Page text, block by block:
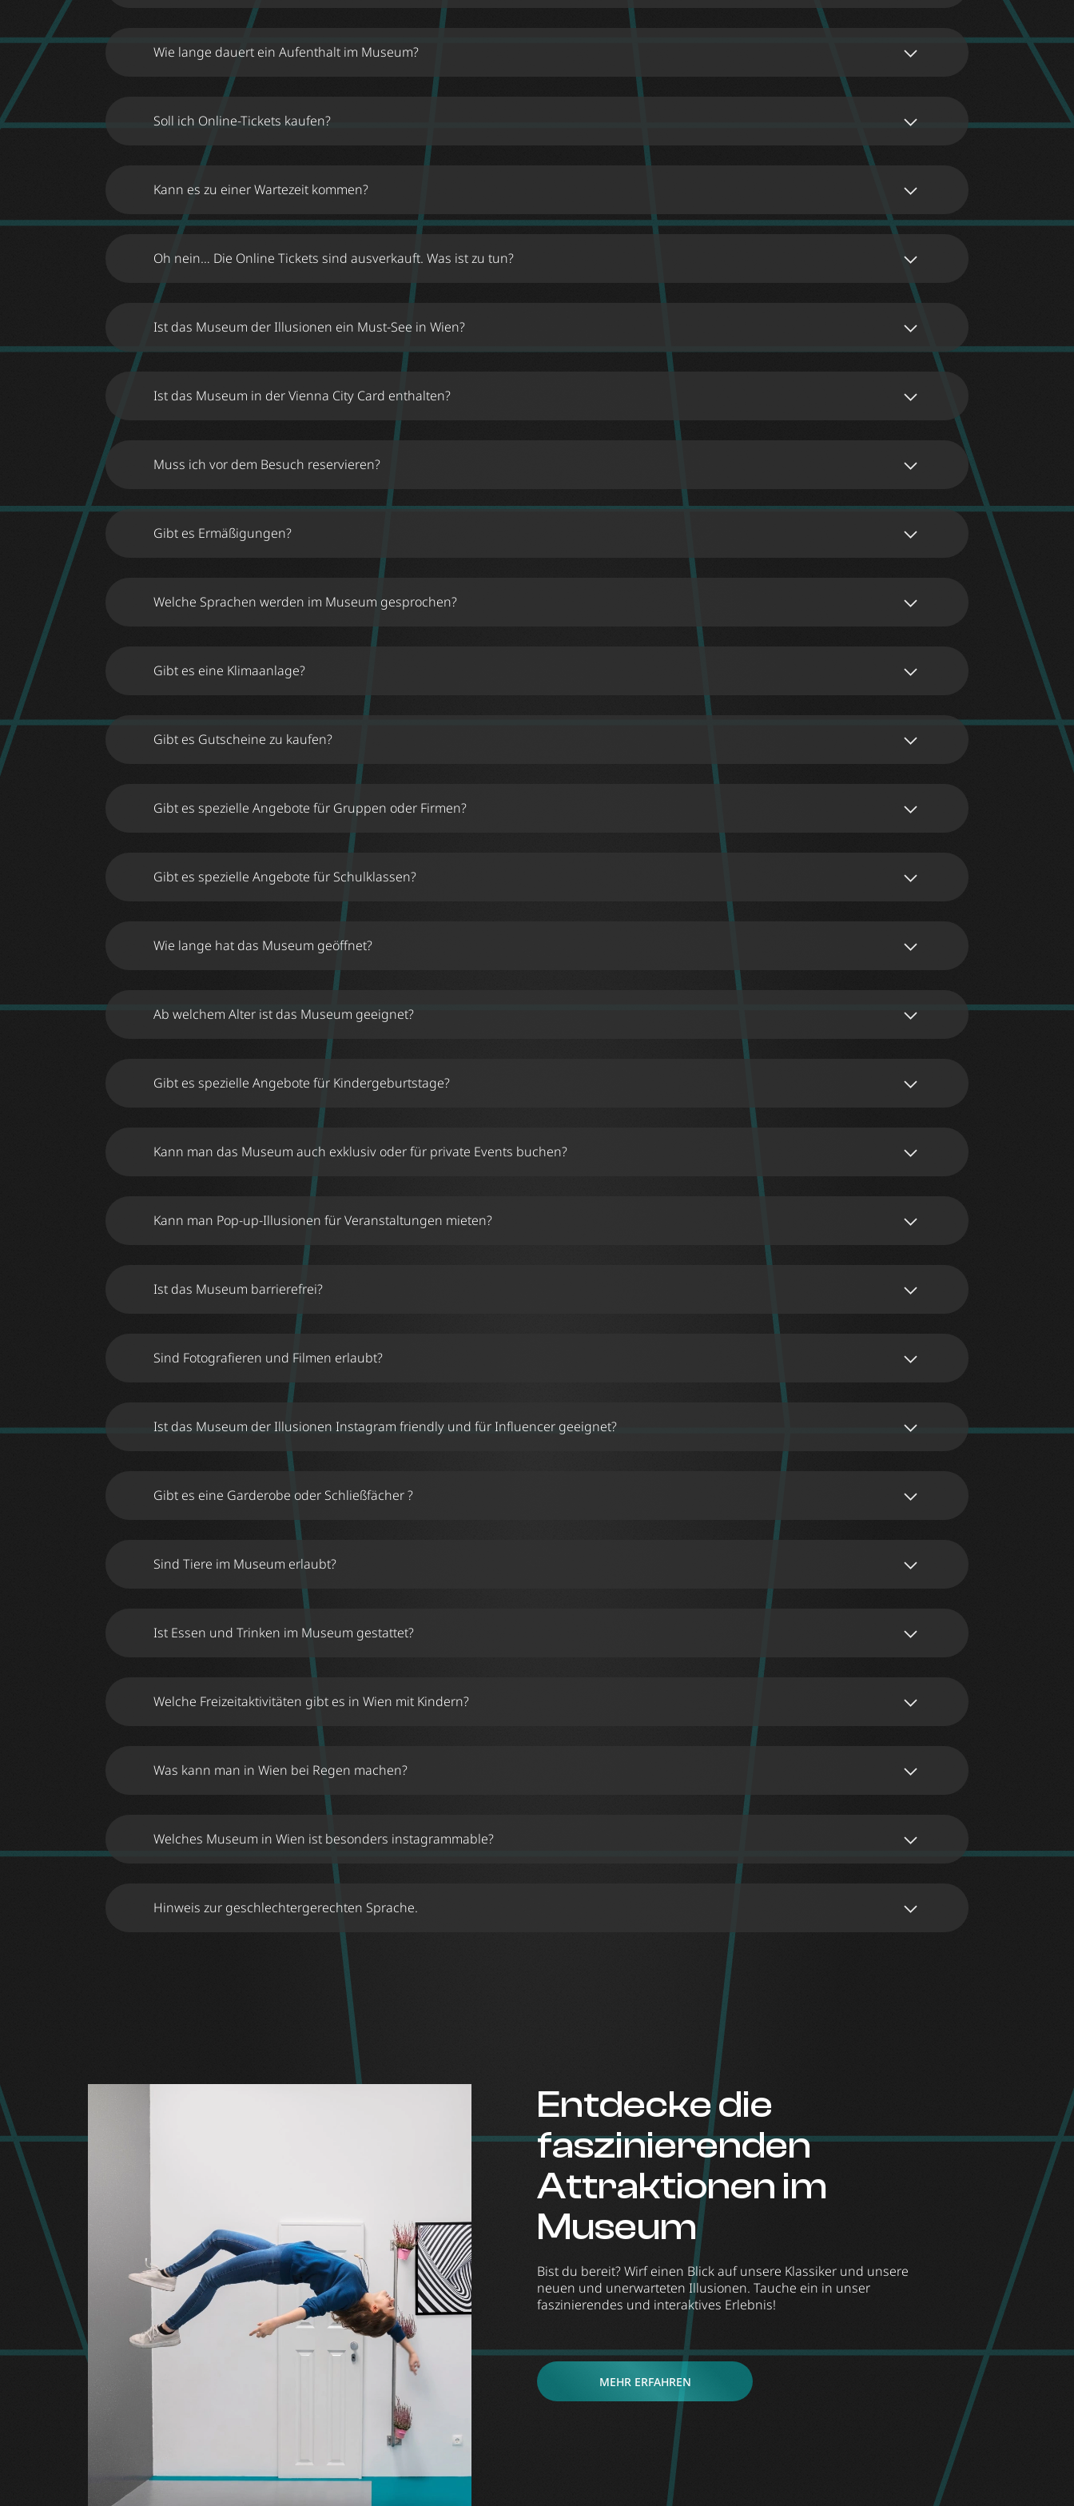
Wie lange dauert ein Aufenthalt im Museum?
Soll ich Online-Tickets kaufen?
Kann es zu einer Wartezeit kommen?
Online-Ticket
Oh nein… Die Online Tickets sind ausverkauft. Was ist zu tun?
Ist das Museum der Illusionen ein Must-See in Wien?
Ja auf alle Fälle!
Ist das Museum in der Vienna City Card enthalten?
Muss ich vor dem Besuch reservieren?
Gibt es Ermäßigungen?
Welche Sprachen werden im Museum gesprochen?
Gibt es eine Klimaanlage?
Gibt es Gutscheine zu kaufen?
Gibt es spezielle Angebote für Gruppen oder Firmen?
Gibt es spezielle Angebote für Schulklassen?
Wie lange hat das Museum geöffnet?
Ab welchem Alter ist das Museum geeignet?
Gibt es spezielle Angebote für Kindergeburtstage?
Kann man das Museum auch exklusiv oder für private Events buchen?
Kann man Pop-up-Illusionen für Veranstaltungen mieten?
Ist das Museum barrierefrei?
Sind Fotografieren und Filmen erlaubt?
Ist das Museum der Illusionen Instagram friendly und für Influencer geeignet?
info@illusionen.at
Gibt es eine Garderobe oder Schließfächer ?
Sind Tiere im Museum erlaubt?
Ist Essen und Trinken im Museum gestattet?
Welche Freizeitaktivitäten gibt es in Wien mit Kindern?
Was kann man in Wien bei Regen machen?
Welches Museum in Wien ist besonders instagrammable?
Hinweis zur geschlechtergerechten Sprache.
Entdecke die
faszinierenden
Attraktionen im
Museum
Bist du bereit? Wirf einen Blick auf unsere Klassiker und unsere
neuen und unerwarteten Illusionen. Tauche ein in unser
faszinierendes und interaktives Erlebnis!
MEHR ERFAHREN